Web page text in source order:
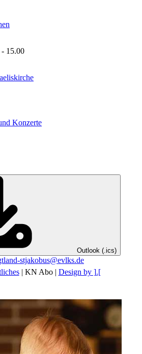
- 15.00
Konzerte
Outlook (.ics)
stjakobus@evlks.de
| KN Abo| Design by ].[